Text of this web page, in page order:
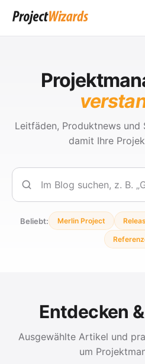
Leitfäden, Produktnews und
damit Ihre
Suchen
Beliebt: Merlin Project
Entdecken
Ausgewählte Artikel und
um